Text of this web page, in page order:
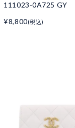
111023-0A725 GY
¥8,800(税込)